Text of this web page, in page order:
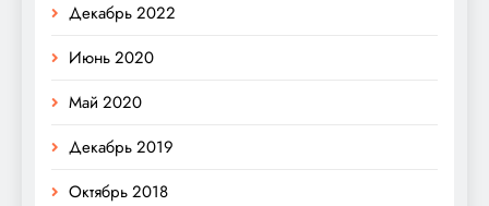
Декабрь 2022
Июнь 2020
Май 2020
Декабрь 2019
Октябрь 2018